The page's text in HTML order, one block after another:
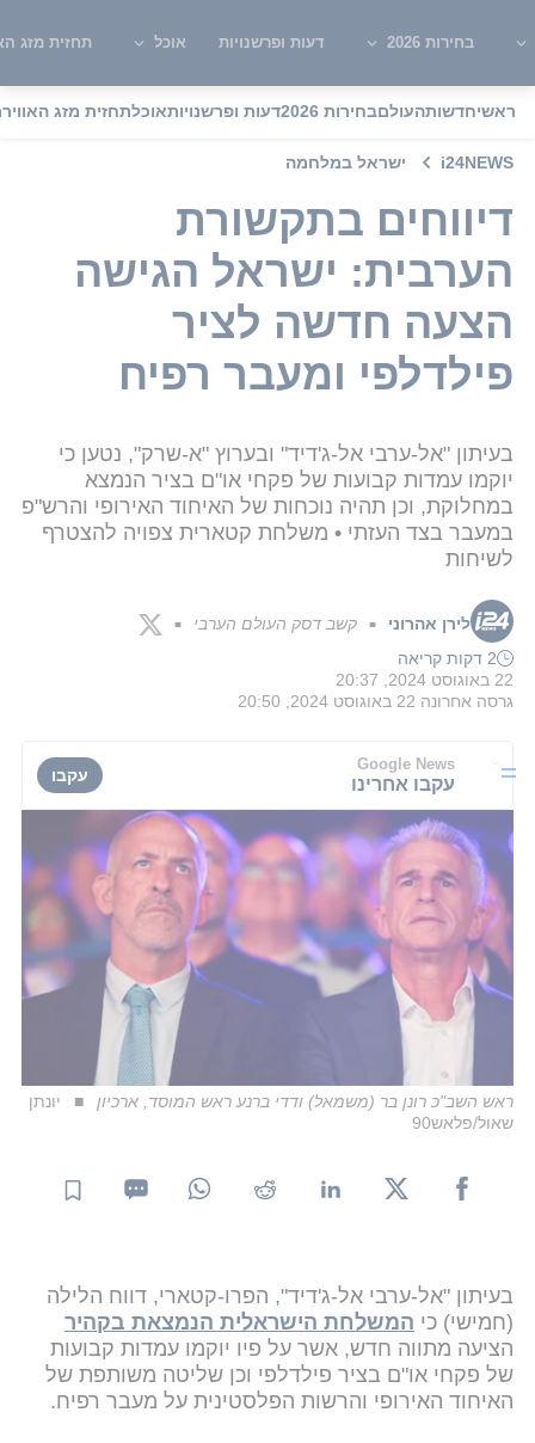
בחירות 2026 דעות ופרשנויות אוכל תחזית מזג
ראשיחדשותהעולםבחירות 2026 דעות ופרשנויותאוכלתחזית מזג האוויר
i24NEWS ישראל במלחמה
דיווחים בתקשורת
הערבית: ישראל הגישה
הצעה חדשה לציר
פילדלפי ומעבר רפיח
בעיתון "אל-ערבי אל-ג'דיד" ובערוץ "א-שרק", נטען כי
יוקמו עמדות קבועות של פקחי או"ם בציר הנמצא
במחלוקת, וכן תהיה נוכחות של האיחוד האירופי והרש"פ
במעבר בצד העזתי • משלחת קטארית צפויה להצטרף
לשיחות
לירן אהרוני ■ קשב דסק העולם הערבי ■
2 דקות קריאה
22 באוגוסט 2024, 20:37
גרסה אחרונה 22 באוגוסט 2024, 20:50
Google News
עקבו אחרינו עקבו
ראש השב"כ רונן בר (משמאל) ודדי ברנע ראש המוסד, ארכיון
יונתן
שאול/פלאש90
בעיתון "אל-ערבי אל-ג'דיד", הפרו-קטארי, דווח הלילה
(חמישי) כי המשלחת הישראלית הנמצאת בקהיר
הציעה מתווה חדש, אשר על פיו יוקמו עמדות קבועות
של פקחי או"ם בציר פילדלפי וכן שליטה משותפת של
האיחוד האירופי והרשות הפלסטינית על מעבר רפיח.